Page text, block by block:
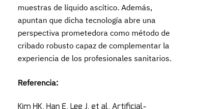
muestras de líquido ascítico. Además,
apuntan que dicha tecnología abre una
perspectiva prometedora como método de
cribado robusto capaz de complementar la
experiencia de los profesionales sanitarios.
Referencia:
Kim HK, Han E, Lee J, et al. Artificial-